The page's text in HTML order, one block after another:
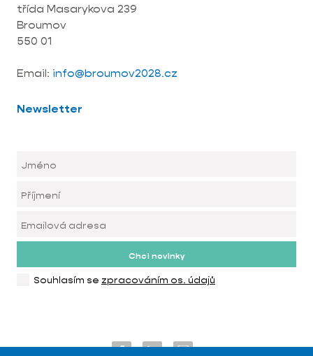
třída Masarykova 239
Broumov
550 01
Email: info@broumov2028.cz
Newsletter
Chci novinky
Souhlasím se zpracováním os. údajů